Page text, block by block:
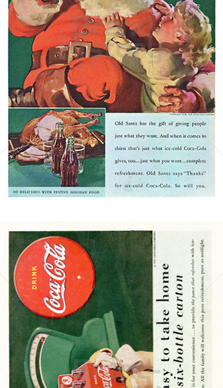
Coca-Cola Coca-Cola GmbH 1938